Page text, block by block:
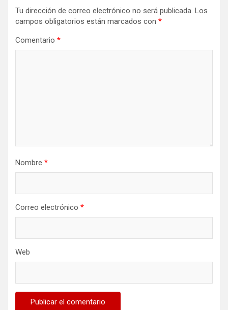
Tu dirección de correo electrónico no será publicada. Los
campos obligatorios están marcados con *
Comentario *
Nombre *
Correo electrónico *
Web